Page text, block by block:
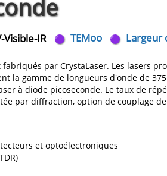
IR TEMoo Largeur
par CrystaLaser. Les lasers
la gamme de longueurs d'onde de
à diode picoseconde. Le taux de
par diffraction, option de couplage
et optoélectroniques